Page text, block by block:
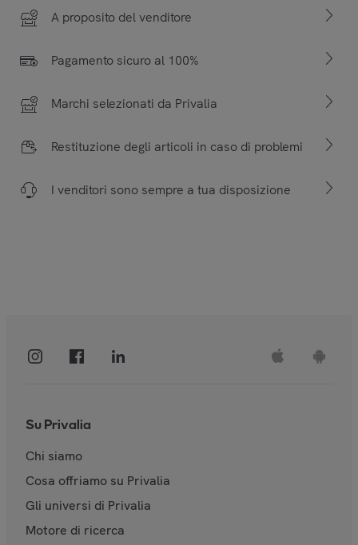
A proposito del venditore
Pagamento sicuro al 100%
Marchi selezionati da Privalia
Restituzione degli articoli in caso di problemi
I venditori sono sempre a tua disposizione
Su Privalia
Chi siamo
Cosa offriamo su Privalia
Gli universi di Privalia
Motore di ricerca